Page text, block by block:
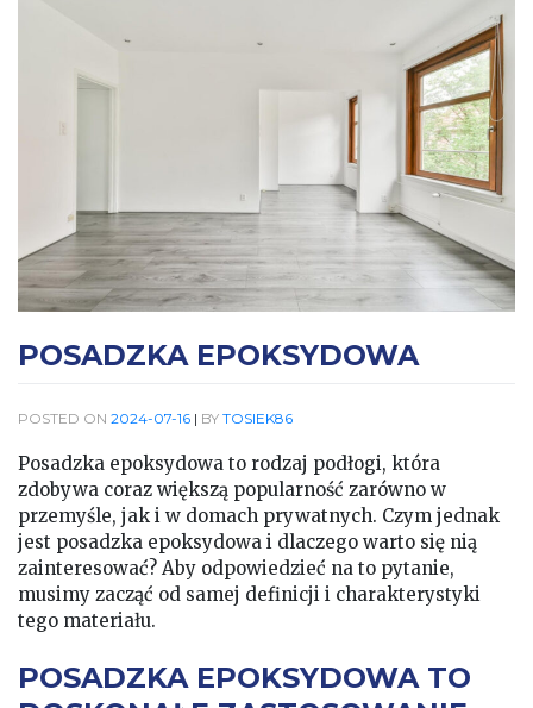
POSADZKA EPOKSYDOWA
POSTED ON 2024-07-16 | BY TOSIEK86
Posadzka epoksydowa to rodzaj podłogi, która
zdobywa coraz większą popularność zarówno w
przemyśle, jak i w domach prywatnych. Czym jednak
jest posadzka epoksydowa i dlaczego warto się nią
zainteresować? Aby odpowiedzieć na to pytanie,
musimy zacząć od samej definicji i charakterystyki
tego materiału.
POSADZKA EPOKSYDOWA TO